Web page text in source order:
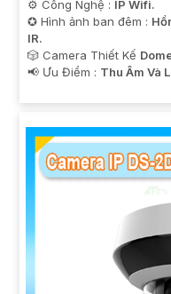
⚙ Công Nghệ : IP Wifi.
✪ Hình ảnh ban đêm :
IR.
🎲 Camera Thiết Kế
️📢 Ưu Điểm : Thu Âm Và